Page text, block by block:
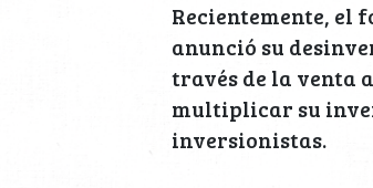
Recientemente, el
anunció su
través de la venta
multiplicar su
inversionistas.